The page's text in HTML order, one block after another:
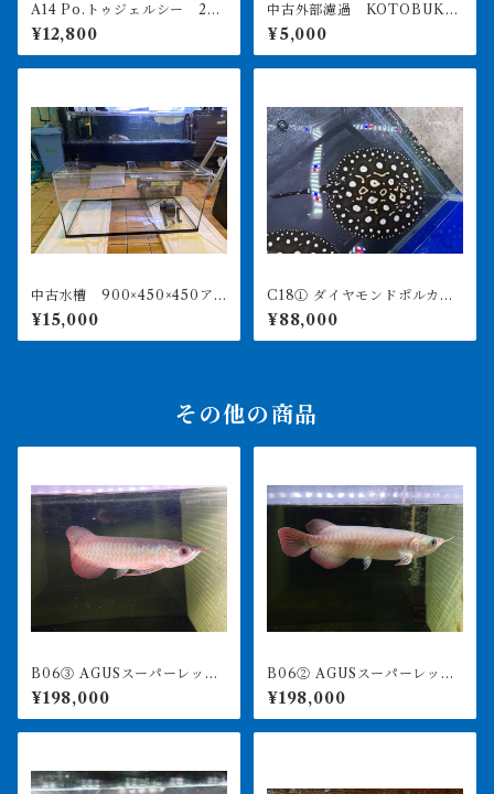
A14 Po.トゥジェルシー 20
㎝前後
¥12,800
中古外部濾過 KOTOBUKI
POWERBOX V1200 引き取
り限定
¥5,000
中古水槽 900×450×450ア
クリル水槽 上部濾過セット
¥15,000
C18① ダイヤモンドポルカ
アルビノヘテロ 体盤16㎝前
後 ♀
¥88,000
その他の商品
B06③ AGUSスーパーレッド
F4 18㎝前後 PT.ARWANA
LESTARI アジアアロワナ 紅
龍 260-005133
¥198,000
B06② AGUSスーパーレッド
F4 19㎝前後 PT.ARWANA
LESTARI アジアアロワナ 紅
龍 260-005123
¥198,000